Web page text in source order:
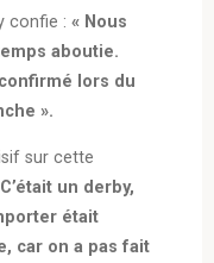
confie : « Nous
aboutie.
lors du
».
sur cette
un derby,
était
car on a pas fait